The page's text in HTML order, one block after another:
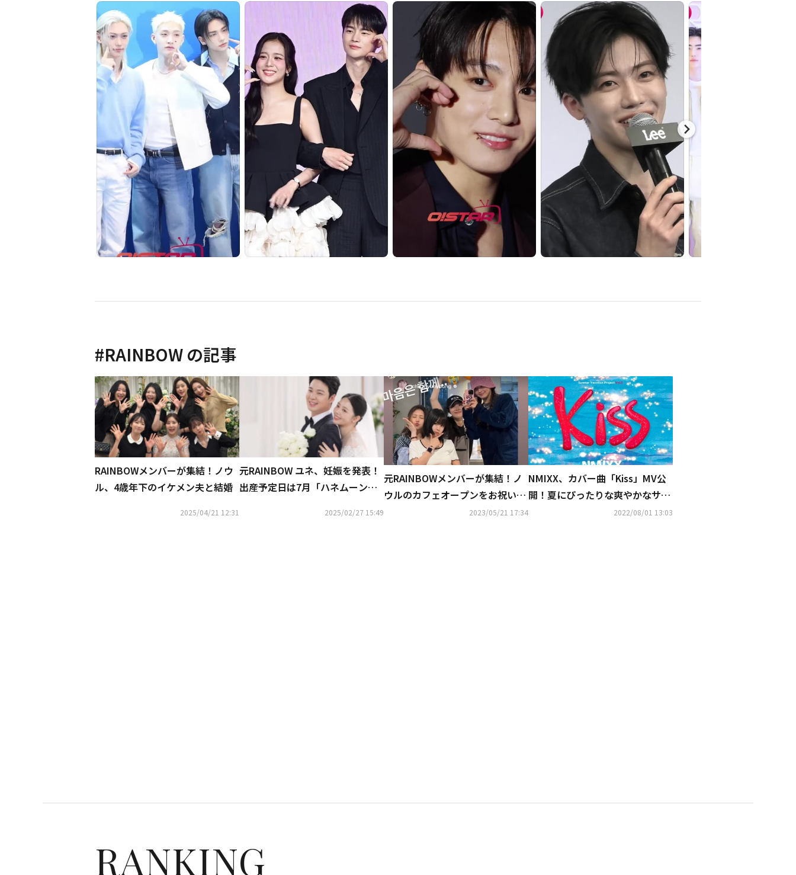
#RAINBOW の記事
RAINBOWメンバーが集結！ノウ
ル、4歳年下のイケメン夫と結婚
2025/04/21 12:31
元RAINBOW ユネ、妊娠を発表！
出産予定日は7月「ハネムーンベ
2025/02/27 15:49
元RAINBOWメンバーが集結！ノ
ウルのカフェオープンをお祝い…
2023/05/21 17:34
NMIXX、カバー曲「Kiss」MV公
開！夏にぴったりな爽やかなサウ
2022/08/01 13:03
RANKING